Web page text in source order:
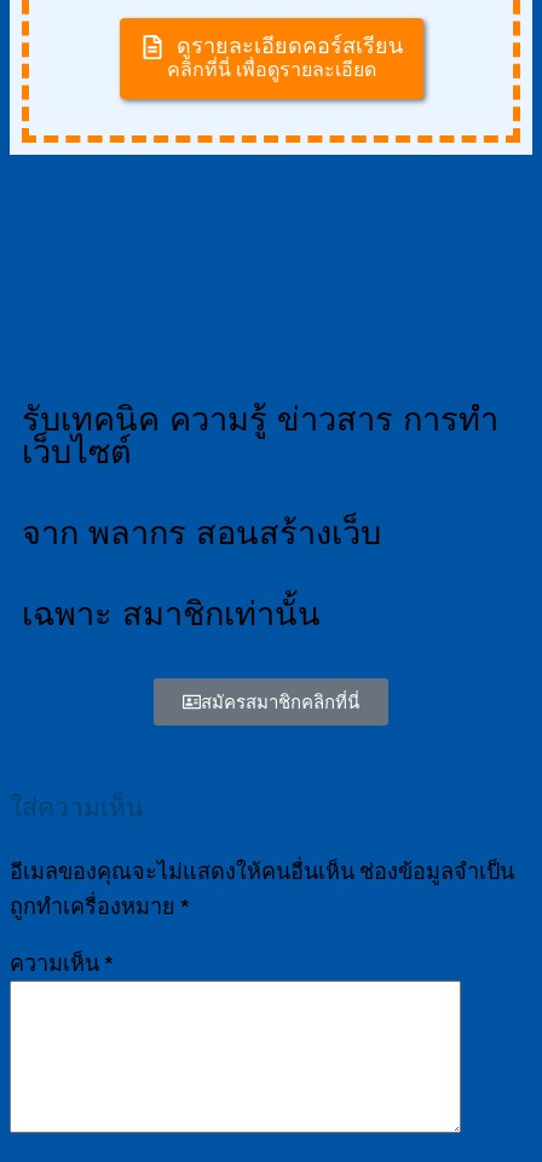
ดูรายละเอียดคอร์สเรียน
คลิกที่นี่ เพื่อดูรายละเอียด
รับเทคนิค ความรู้ ข่าวสาร การทำ
เว็บไซต์
จาก พลากร สอนสร้างเว็บ
เฉพาะ สมาชิกเท่านั้น
สมัครสมาชิกคลิกที่นี่
ใส่ความเห็น
อีเมลของคุณจะไม่แสดงให้คนอื่นเห็นช่องข้อมูลจำเป็น
ถูกทำเครื่องหมาย *
ความเห็น*